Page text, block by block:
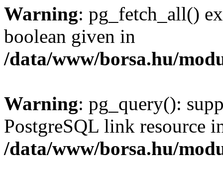
Warning: pg_fetch_all()
boolean given in
/data/www/borsa.hu/
Warning: pg_query():
PostgreSQL link resource
/data/www/borsa.hu/